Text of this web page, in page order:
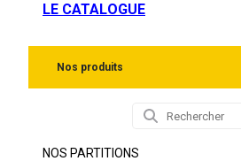
LE CATALOGUE
Nos produits
NOS PARTITIONS